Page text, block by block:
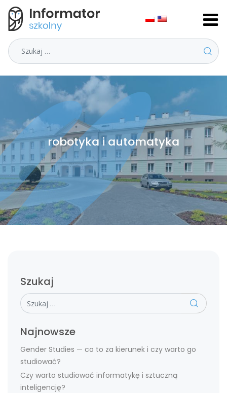
Szukaj
robotyka i automatyka
Szukaj
Szukaj
Najnowsze
Gender Studies — co to za kierunek i czy warto go
studiować?
Czy warto studiować informatykę i sztuczną
inteligencję?